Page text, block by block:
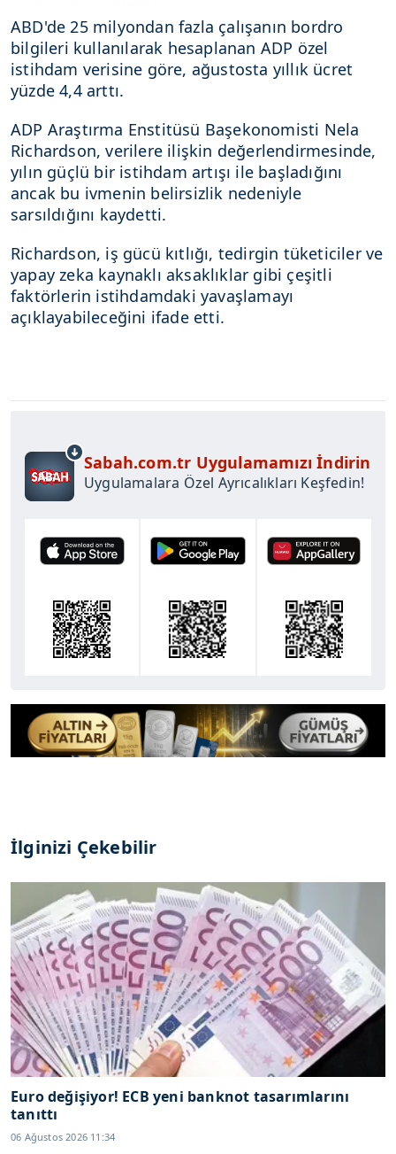
ABD'de 25 milyondan fazla çalışanın bordro
bilgileri kullanılarak hesaplanan ADP özel
istihdam verisine göre, ağustosta yıllık ücret
yüzde 4,4 arttı.
ADP Araştırma Enstitüsü Başekonomisti Nela
Richardson, verilere ilişkin değerlendirmesinde,
yılın güçlü bir istihdam artışı ile başladığını
ancak bu ivmenin belirsizlik nedeniyle
sarsıldığını kaydetti.
Richardson, iş gücü kıtlığı, tedirgin tüketiciler ve
yapay zeka kaynaklı aksaklıklar gibi çeşitli
faktörlerin istihdamdaki yavaşlamayı
açıklayabileceğini ifade etti.
Sabah.com.tr Uygulamamızı İndirin
Uygulamalara Özel Ayrıcalıkları Keşfedin!
İlginizi Çekebilir
Euro değişiyor! ECB yeni banknot tasarımlarını
tanıttı
06 Ağustos 2026 11:34